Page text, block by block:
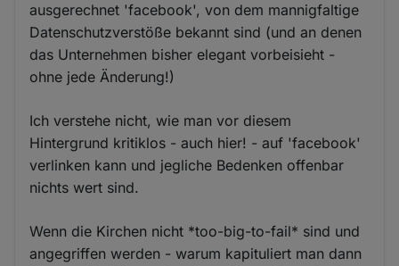
ausgerechnet 'facebook', von dem mannigfaltige
Datenschutzverstöße bekannt sind (und an denen
das Unternehmen bisher elegant vorbeisieht -
ohne jede Änderung!)
Ich verstehe nicht, wie man vor diesem
Hintergrund kritiklos - auch hier! - auf 'facebook'
verlinken kann und jegliche Bedenken offenbar
nichts wert sind.
Wenn die Kirchen nicht *too-big-to-fail* sind und
angegriffen werden - warum kapituliert man dann